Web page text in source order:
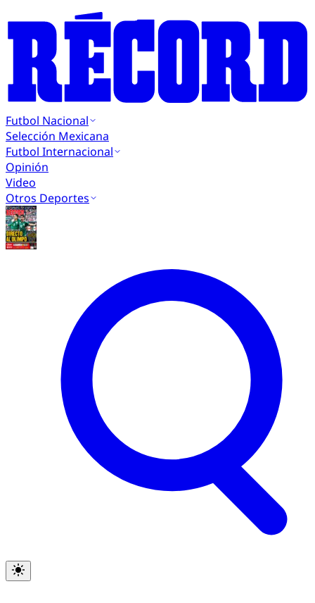
Futbol Nacional
Selección Mexicana
Futbol Internacional
Opinión
Video
Otros Deportes